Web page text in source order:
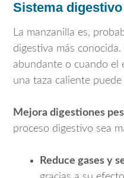
Sistema digestivo
La manzanilla es,
digestiva más
abundante o cuando el
una taza caliente
Mejora digestiones
proceso digestivo sea
Reduce gases y